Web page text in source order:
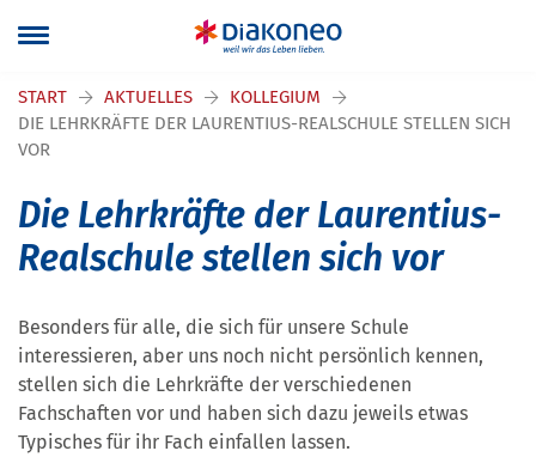
START AKTUELLES
KOLLEGIUM
DIE LEHRKRÄFTE DER LAURENTIUS-REALSCHULE STELLEN SICH
VOR
Die Lehrkräfte der Laurentius-
Realschule stellen sich vor
Besonders für alle, die sich für unsere Schule
interessieren, aber uns noch nicht persönlich kennen,
stellen sich die Lehrkräfte der verschiedenen
Fachschaften vor und haben sich dazu jeweils etwas
Typisches für ihr Fach einfallen lassen.